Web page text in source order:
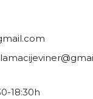
18:30h